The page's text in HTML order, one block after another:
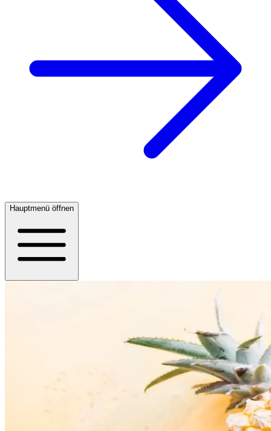
Hauptmenü öffnen